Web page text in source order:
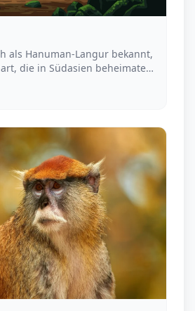
als Hanuman-Langur bekannt,
die in Südasien beheimatet